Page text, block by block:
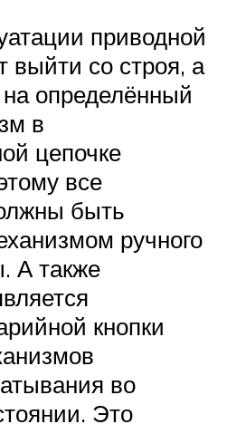
приводной
выйти со строя, а
определённый
в
цепочке
все
быть
ручного
А также
кнопки
во
Это